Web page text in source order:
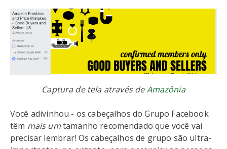
Captura de tela através deAmazônia
Você adivinhou - os cabeçalhos do Grupo Facebook
têm mais umtamanho recomendado que você vai
precisar lembrar! Os cabeçalhos de grupo são ultra-